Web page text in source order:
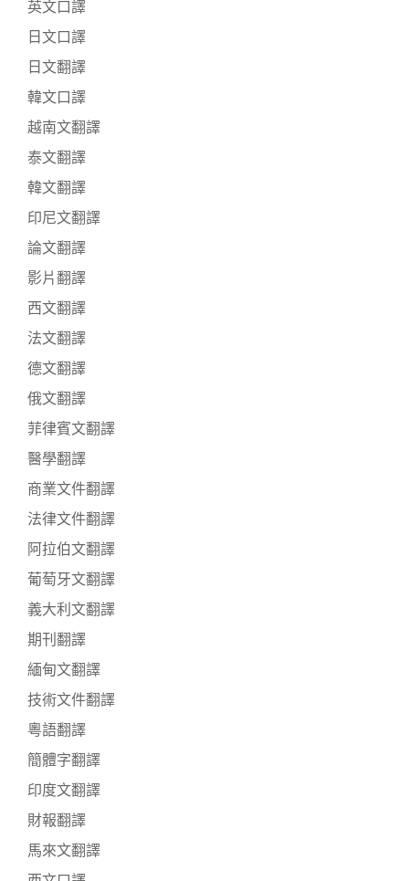
英文口譯
日文口譯
日文翻譯
韓文口譯
越南文翻譯
泰文翻譯
韓文翻譯
印尼文翻譯
論文翻譯
影片翻譯
西文翻譯
法文翻譯
德文翻譯
俄文翻譯
菲律賓文翻譯
醫學翻譯
商業文件翻譯
法律文件翻譯
阿拉伯文翻譯
葡萄牙文翻譯
義大利文翻譯
期刊翻譯
緬甸文翻譯
技術文件翻譯
粵語翻譯
簡體字翻譯
印度文翻譯
財報翻譯
馬來文翻譯